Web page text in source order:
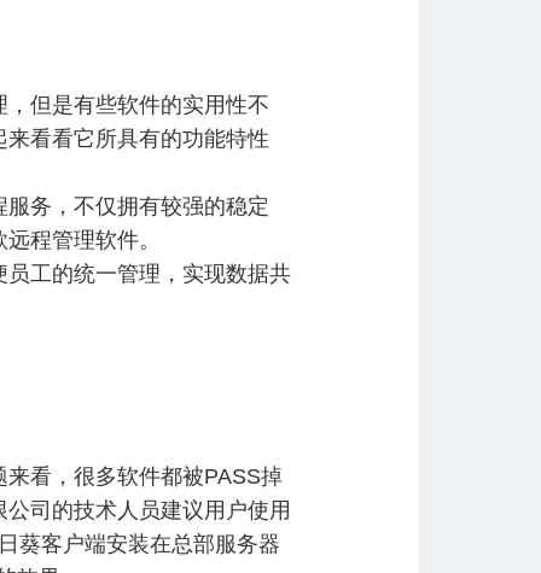
但是有些软件的实用性不
看看它所具有的功能特性
务，不仅拥有较强的稳定
程管理软件。
工的统一管理，实现数据共
看，很多软件都被PASS掉
司的技术人员建议用户使用
葵客户端安装在总部服务器